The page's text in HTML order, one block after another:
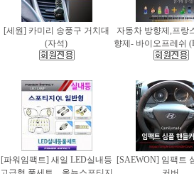
[세원] 카미리 송풍구 거치대
(자석)
자동차 방향제,프랑
향제- 바이오프레쉬
[파워임팩트] 새일 LED실내등
[SAEWON] 임팩트